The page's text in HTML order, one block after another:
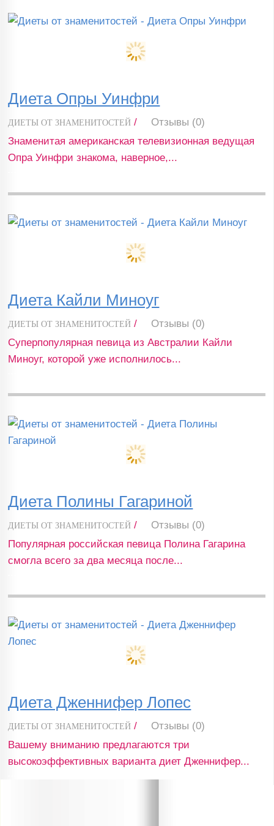
Диета Опры Уинфри
ДИЕТЫ ОТ ЗНАМЕНИТОСТЕЙ /
Отзывы (0)
Знаменитая американская телевизионная ведущая
Опра Уинфри знакома, наверное,...
Диета Кайли Миноуг
ДИЕТЫ ОТ ЗНАМЕНИТОСТЕЙ /
Отзывы (0)
Суперпопулярная певица из Австралии Кайли
Миноуг, которой уже исполнилось...
Диета Полины Гагариной
ДИЕТЫ ОТ ЗНАМЕНИТОСТЕЙ /
Отзывы (0)
Популярная российская певица Полина Гагарина
смогла всего за два месяца после...
Диета Дженнифер Лопес
ДИЕТЫ ОТ ЗНАМЕНИТОСТЕЙ /
Отзывы (0)
Вашему вниманию предлагаются три
высокоэффективных варианта диет Дженнифер...